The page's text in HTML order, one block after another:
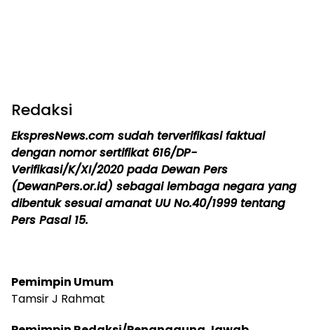
Redaksi
EkspresNews.com sudah terverifikasi faktual
dengan nomor sertifikat 616/DP-
Verifikasi/K/XI/2020 pada Dewan Pers
(DewanPers.or.id) sebagai lembaga negara yang
dibentuk sesuai amanat UU No.40/1999 tentang
Pers Pasal 15.
Pemimpin Umum
Tamsir J Rahmat